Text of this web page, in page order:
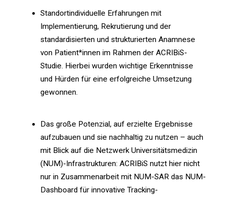
Standortindividuelle Erfahrungen mit
Implementierung, Rekrutierung und der
standardisierten und strukturierten Anamnese
von Patient*innen im Rahmen der ACRIBiS-
Studie. Hierbei wurden wichtige Erkenntnisse
und Hürden für eine erfolgreiche Umsetzung
gewonnen.
Das große Potenzial, auf erzielte Ergebnisse
aufzubauen und sie nachhaltig zu nutzen – auch
mit Blick auf die Netzwerk Universitätsmedizin
(NUM)-Infrastrukturen: ACRIBiS nutzt hier nicht
nur in Zusammenarbeit mit NUM-SAR das NUM-
Dashboard für innovative Tracking-